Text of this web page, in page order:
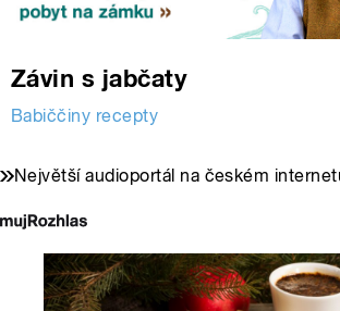
Závin s jabčaty
Babiččiny recepty
Největší audioportál na českém